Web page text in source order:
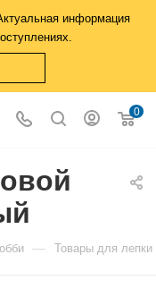
информация
0
— Товары для лепки